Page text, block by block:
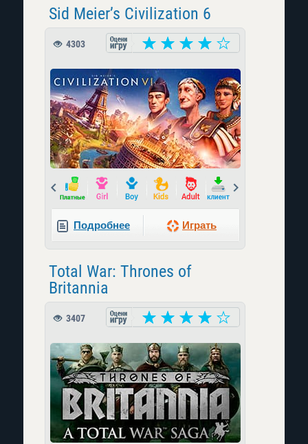
Sid Meier’s Civilization 6
4303
Prev
Подробнее Играть
Total War: Thrones of
Britannia
3407